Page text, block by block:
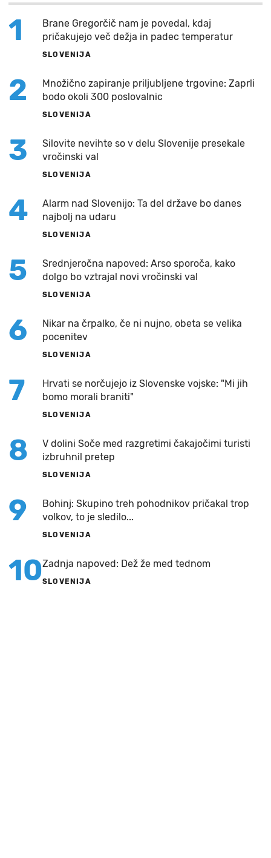
1
Brane Gregorčič nam je povedal, kdaj
pričakujejo več dežja in padec temperatur
SLOVENIJA
2
Množično zapiranje priljubljene trgovine: Zaprli
bodo okoli 300 poslovalnic
SLOVENIJA
3
Silovite nevihte so v delu Slovenije presekale
vročinski val
SLOVENIJA
4
Alarm nad Slovenijo: Ta del države bo danes
najbolj na udaru
SLOVENIJA
5
Srednjeročna napoved: Arso sporoča, kako
dolgo bo vztrajal novi vročinski val
SLOVENIJA
6
Nikar na črpalko, če ni nujno, obeta se velika
pocenitev
SLOVENIJA
7
Hrvati se norčujejo iz Slovenske vojske: "Mi jih
bomo morali braniti"
SLOVENIJA
8
V dolini Soče med razgretimi čakajočimi turisti
izbruhnil pretep
SLOVENIJA
9
Bohinj: Skupino treh pohodnikov pričakal trop
volkov, to je sledilo...
SLOVENIJA
10Zadnja napoved: Dež že med tednom
SLOVENIJA